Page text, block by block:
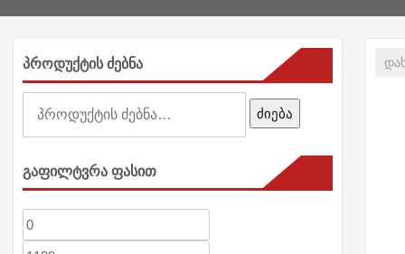
პროდუქტის ძებნა
ძებნა:
ძიება
გაფილტვრა ფასით
მინიმალური
ფასი
ფასი